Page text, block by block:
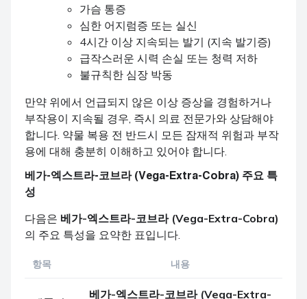
가슴 통증
심한 어지럼증 또는 실신
4시간 이상 지속되는 발기 (지속 발기증)
급작스러운 시력 손실 또는 청력 저하
불규칙한 심장 박동
만약 위에서 언급되지 않은 이상 증상을 경험하거나
부작용이 지속될 경우, 즉시 의료 전문가와 상담해야
합니다. 약물 복용 전 반드시 모든 잠재적 위험과 부작
용에 대해 충분히 이해하고 있어야 합니다.
베가-엑스트라-코브라 (Vega-Extra-Cobra) 주요 특
성
다음은 베가-엑스트라-코브라 (Vega-Extra-Cobra)
의 주요 특성을 요약한 표입니다.
항목 내용
베가-엑스트라-코브라 (Vega-Extra-